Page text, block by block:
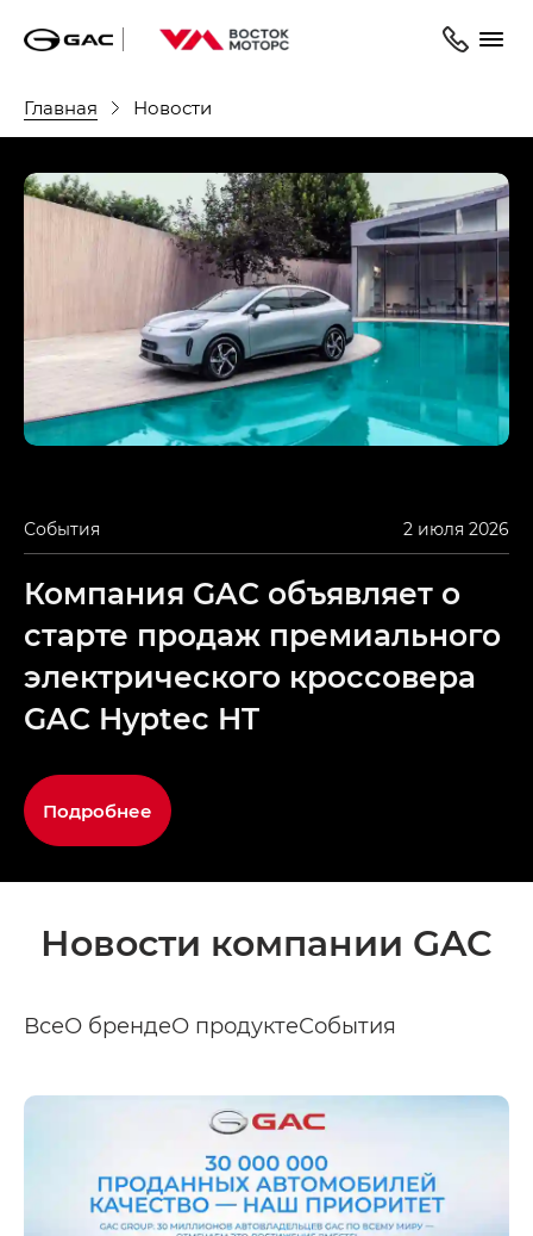
Главная Новости
События 2 июля 2026
Компания GAC объявляет о
старте продаж премиального
электрического кроссовера
GAC Hyptec HT
Подробнее
Новости компании GAC
ВсеО брендеО продуктеСобытия